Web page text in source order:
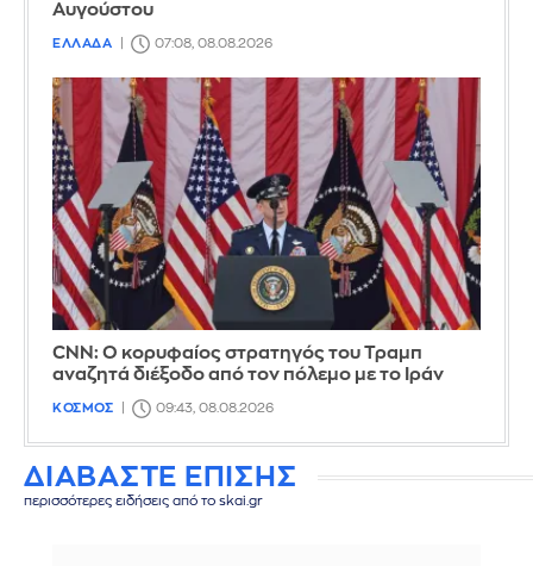
Αυγούστου
ΕΛΛΑΔΑ 07:08, 08.08.2026
CNN: Ο κορυφαίος στρατηγός του Τραμπ
αναζητά διέξοδο από τον πόλεμο με το Ιράν
ΚΟΣΜΟΣ 09:43, 08.08.2026
ΔΙΑΒΑΣΤΕ ΕΠΙΣΗΣ
περισσότερες ειδήσεις από το skai.gr